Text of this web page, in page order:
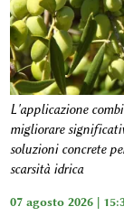
L'applicazione
migliorare
soluzioni concrete
scarsità idrica
07 agosto 2026 |